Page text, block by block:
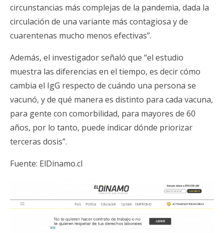
circunstancias más complejas de la pandemia, dada la
circulación de una variante más contagiosa y de
cuarentenas mucho menos efectivas”.
Además, el investigador señaló que “el estudio
muestra las diferencias en el tiempo, es decir cómo
cambia el IgG respecto de cuándo una persona se
vacunó, y de qué manera es distinto para cada vacuna,
para gente con comorbilidad, para mayores de 60
años, por lo tanto, puede indicar dónde priorizar
terceras dosis”.
Fuente: ElDinamo.cl